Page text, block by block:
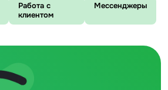
Работа с
клиентом
Мессенджеры